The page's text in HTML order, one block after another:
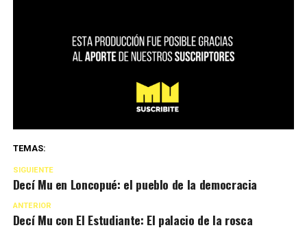
TEMAS:
SIGUIENTE
Decí Mu en Loncopué: el pueblo de la democracia
ANTERIOR
Decí Mu con El Estudiante: El palacio de la rosca